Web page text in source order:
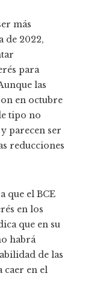
más
de 2022,
para
las
en octubre
tipo no
parecen ser
reducciones
que el BCE
en los
que en su
habrá
de las
caer en el